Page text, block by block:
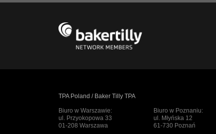
TPA Poland / Baker Tilly TPA
Biuro w Warszawie:
ul. Przyokopowa 33
01-208 Warszawa
Biuro w Poznaniu:
ul. Młyńska 12
61-730 Poznań